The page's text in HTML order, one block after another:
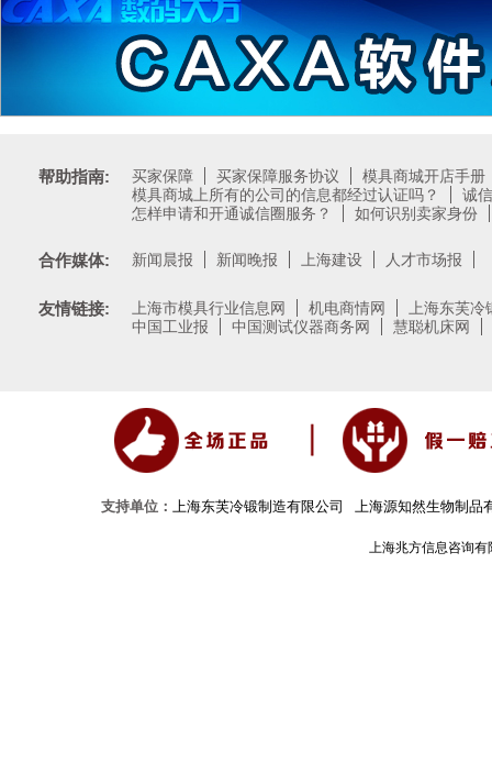
帮助指南: 买家保障 买家保障服务协议
模具商城开店手册
模具商城上所有的公司的信息都经过认证吗？
诚
怎样申请和开通诚信圈服务？
如何识别卖家身份
合作媒体: 新闻晨报 新闻晚报 上海建设 人才市场报
友情链接: 上海市模具行业信息网 机电商情网
上海东芙
中国工业报
中国测试仪器商务网 慧聪机床网
支持单位： 上海东芙冷锻制造有限公司 上海源知然生物制品
上海兆方信息咨询